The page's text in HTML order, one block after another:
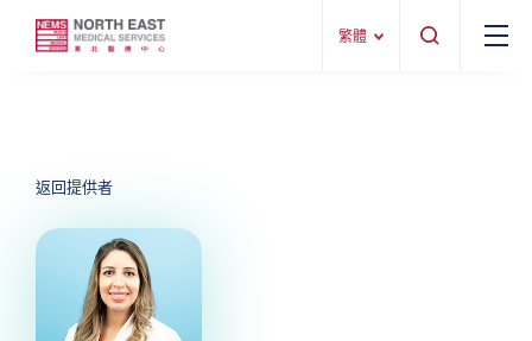
繁體
返回提供者